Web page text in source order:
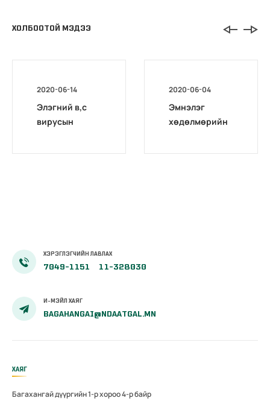
ХОЛБООТОЙ МЭДЭЭ
2020-06-14
Элэгний в,с
вирусын
2020-06-04
Эмнэлэг
хөдөлмөрийн
ХЭРЭГЛЭГЧИЙН ЛАВЛАХ
7049-1151 11-328030
И-МЭЙЛ ХАЯГ
BAGAHANGAI@NDAATGAL.MN
ХАЯГ
Багахангай дүүргийн 1-р хороо 4-р байр